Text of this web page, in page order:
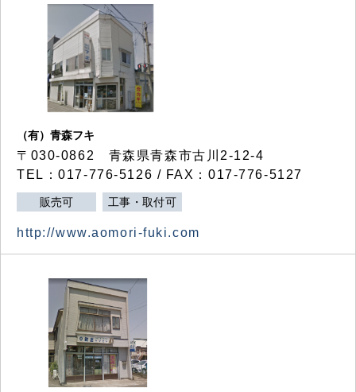
（有）青森フキ
〒030-0862 青森県青森市古川2-12-4
TEL：017-776-5126 / FAX：017-776-5127
販売可 工事・取付可
http://www.aomori-fuki.com